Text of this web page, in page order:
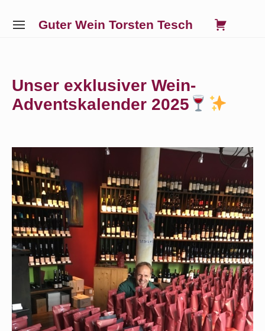
Guter Wein Torsten Tesch
SITE
Unser exklusiver Wein-
Adventskalender 2025